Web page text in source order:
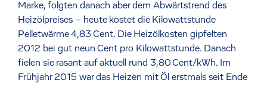
Marke, folgten danach aber dem Abwärtstrend des
Heizölpreises – heute kostet die Kilowattstunde
Pelletwärme 4,83 Cent. Die Heizölkosten gipfelten
2012 bei gut neun Cent pro Kilowattstunde. Danach
fielen sie rasant auf aktuell rund 3,80 Cent/kWh. Im
Frühjahr 2015 war das Heizen mit Öl erstmals seit Ende